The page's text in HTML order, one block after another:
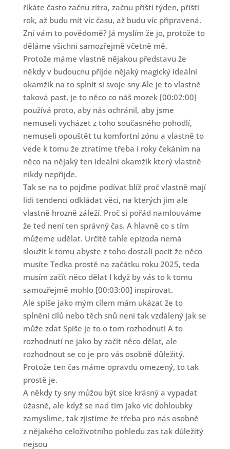
říkáte často začnu zítra, začnu příští týden, příští
rok, až budu mít víc času, až budu víc připravená.
Zní vám to povědomě? Já myslím že jo, protože to
děláme všichni samozřejmě včetně mě.
Protože máme vlastně nějakou představu že
někdy v budoucnu přijde nějaký magický ideální
okamžik na to splnit si svoje sny Ale je to vlastně
taková past, je to něco co náš mozek [00:02:00]
používá proto, aby nás ochránil, aby jsme
nemuseli vycházet z toho současného pohodlí,
nemuseli opouštět tu komfortní zónu a vlastně to
vede k tomu že ztratíme třeba i roky čekáním na
něco na nějaký ten ideální okamžik který vlastně
nikdy nepřijde.
Tak se na to pojďme podívat blíž proč vlastně mají
lidi tendenci odkládat věci, na kterých jim ale
vlastně hrozně záleží. Proč si pořád namlouváme
že teď není ten správný čas. A hlavně co s tím
můžeme udělat. Určitě tahle epizoda nemá
sloužit k tomu abyste z toho dostali pocit že něco
musíte Teďka prostě na začátku roku 2025, teda
musím začít něco dělat I když by vás to k tomu
samozřejmě mohlo [00:03:00] inspirovat.
Ale spíše jako mým cílem mám ukázat že to
splnění cílů nebo těch snů není tak vzdálený jak se
může zdat Spíše je to o tom rozhodnutí A to
rozhodnutí ne jako by začít něco dělat, ale
rozhodnout se co je pro vás osobně důležitý.
Protože ten čas máme opravdu omezený, to tak
prostě je.
A někdy ty sny můžou být sice krásný a vypadat
úžasně, ale když se nad tím jako víc dohloubky
zamyslíme, tak zjistíme že třeba pro nás osobně
z nějakého celoživotního pohledu zas tak důležitý
nejsou